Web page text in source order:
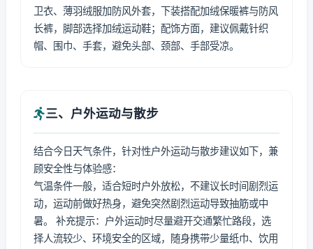
卫衣、薄羽绒服加防风外套，下装搭配加绒保暖裤与防风
长裤，脚部选择加绒运动鞋；配饰方面，建议佩戴针织
帽、围巾、手套，避免头部、颈部、手部受凉。
三、户外运动与散步
结合今日天气条件，针对性户外运动与散步建议如下，兼
顾安全性与体验感：
气温条件一般，适合短时户外放松，不建议长时间剧烈运
动，运动前做好热身，避免突然剧烈运动导致抽筋或中
暑。 补充提示：户外运动时尽量避开交通繁忙路段，选
择人流较少、环境安全的区域，随身携带少量纸巾、饮用